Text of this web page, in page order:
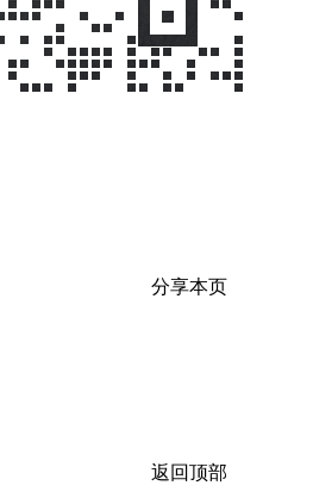
分享本页
返回顶部